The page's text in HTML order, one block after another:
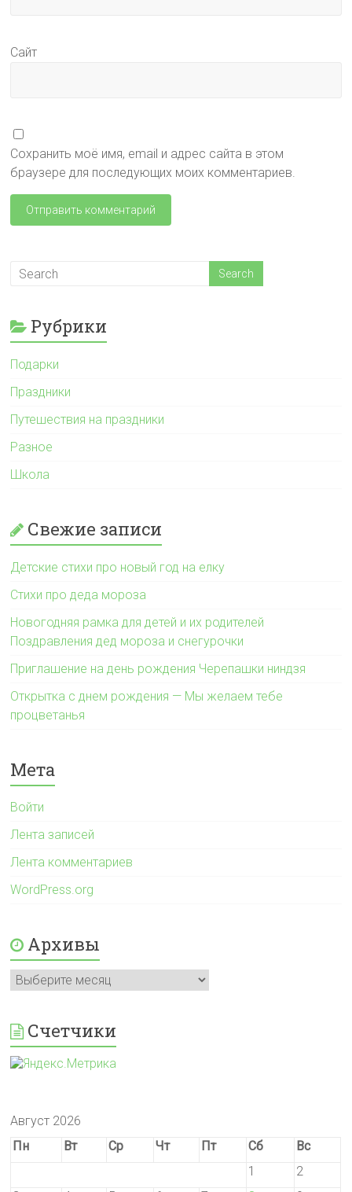
Сайт
Сохранить моё имя, email и адрес сайта в этом
браузере для последующих моих комментариев.
Рубрики
Подарки
Праздники
Путешествия на праздники
Разное
Школа
Свежие записи
Детские стихи про новый год на елку
Стихи про деда мороза
Новогодняя рамка для детей и их родителей
Поздравления дед мороза и снегурочки
Приглашение на день рождения Черепашки ниндзя
Открытка с днем рождения — Мы желаем тебе
процветанья
Мета
Войти
Лента записей
Лента комментариев
WordPress.org
Архивы
Архивы
Счетчики
Август 2026
Пн
Вт Ср Чт Пт Сб
Вс
1
2